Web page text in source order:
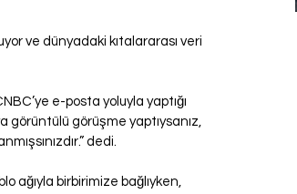
ve dünyadaki kıtalararası veri
e-posta yoluyla yaptığı
görüntülü görüşme yaptıysanız,
dedi.
ağıyla birbirimize bağlıyken,